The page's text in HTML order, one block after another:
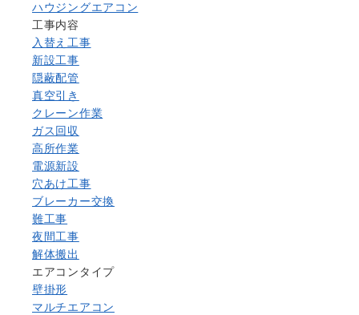
ハウジングエアコン
工事内容
入替え工事
新設工事
隠蔽配管
真空引き
クレーン作業
ガス回収
高所作業
電源新設
穴あけ工事
ブレーカー交換
難工事
夜間工事
解体搬出
エアコンタイプ
壁掛形
マルチエアコン